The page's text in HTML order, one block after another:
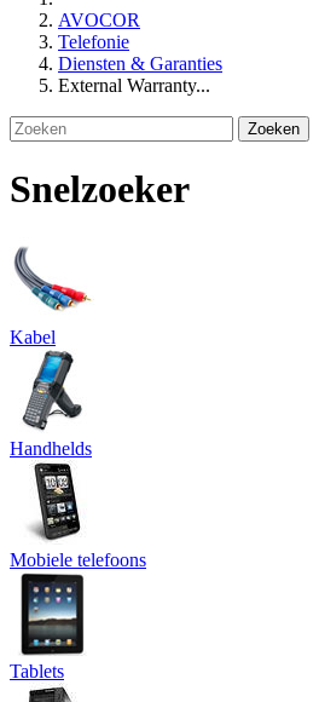
AVOCOR
Telefonie
Diensten & Garanties
External Warranty...
Zoeken
Snelzoeker
Kabel
Handhelds
Mobiele telefoons
Tablets